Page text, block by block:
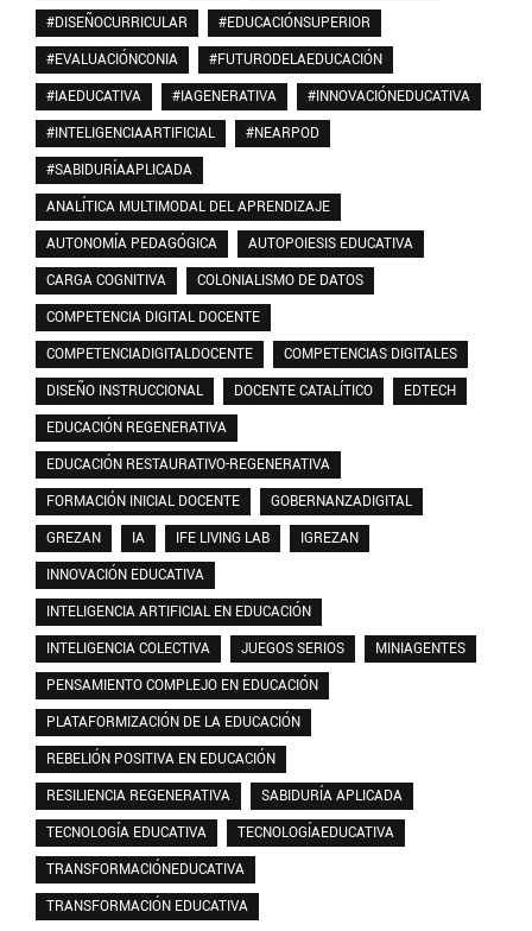
#DISEÑOCURRICULAR
#EDUCACIÓNSUPERIOR
#EVALUACIÓNCONIA
#FUTURODELAEDUCACIÓN
#IAEDUCATIVA
#IAGENERATIVA
#INNOVACIÓNEDUCATIVA
#INTELIGENCIAARTIFICIAL
#NEARPOD
#SABIDURÍAAPLICADA
ANALÍTICA MULTIMODAL DEL APRENDIZAJE
AUTONOMÍA PEDAGÓGICA
AUTOPOIESIS EDUCATIVA
CARGA COGNITIVA
COLONIALISMO DE DATOS
COMPETENCIA DIGITAL DOCENTE
COMPETENCIADIGITALDOCENTE
COMPETENCIAS DIGITALES
DISEÑO INSTRUCCIONAL
DOCENTE CATALÍTICO
EDTECH
EDUCACIÓN REGENERATIVA
EDUCACIÓN RESTAURATIVO-REGENERATIVA
FORMACIÓN INICIAL DOCENTE
GOBERNANZADIGITAL
GREZAN
IA IFE LIVING LAB
IGREZAN
INNOVACIÓN EDUCATIVA
INTELIGENCIA ARTIFICIAL EN EDUCACIÓN
INTELIGENCIA COLECTIVA
JUEGOS SERIOS
MINIAGENTES
PENSAMIENTO COMPLEJO EN EDUCACIÓN
PLATAFORMIZACIÓN DE LA EDUCACIÓN
REBELIÓN POSITIVA EN EDUCACIÓN
RESILIENCIA REGENERATIVA
SABIDURÍA APLICADA
TECNOLOGÍA EDUCATIVA
TECNOLOGÍAEDUCATIVA
TRANSFORMACIÓNEDUCATIVA
TRANSFORMACIÓN EDUCATIVA